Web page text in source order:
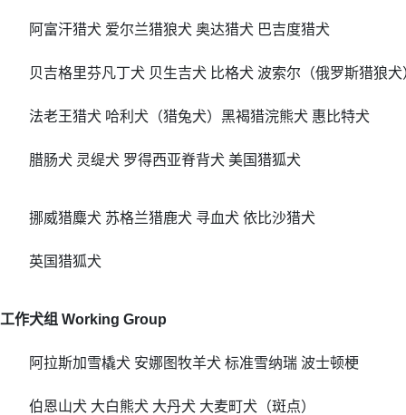
阿富汗猎犬 爱尔兰猎狼犬 奥达猎犬 巴吉度猎犬
贝吉格里芬凡丁犬 贝生吉犬 比格犬 波索尔（俄罗斯猎狼犬
法老王猎犬 哈利犬（猎兔犬）黑褐猎浣熊犬 惠比特犬
腊肠犬 灵缇犬 罗得西亚脊背犬 美国猎狐犬
挪威猎麋犬 苏格兰猎鹿犬 寻血犬 依比沙猎犬
英国猎狐犬
工作犬组 Working Group
阿拉斯加雪橇犬 安娜图牧羊犬 标准雪纳瑞 波士顿梗
伯恩山犬 大白熊犬 大丹犬 大麦町犬（斑点）